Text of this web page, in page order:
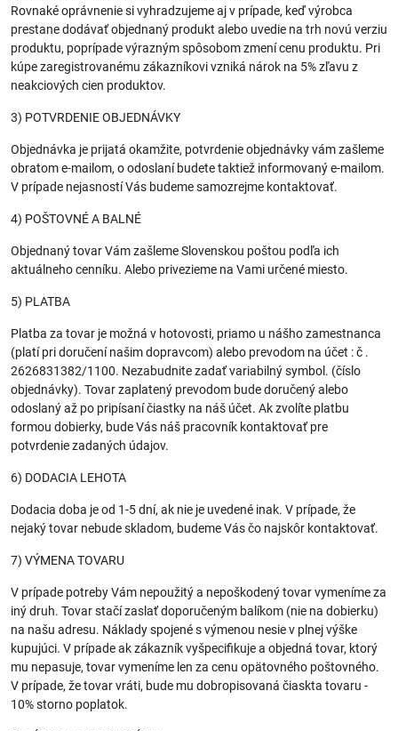
Rovnaké oprávnenie si vyhradzujeme aj v prípade, keď výrobca
prestane dodávať objednaný produkt alebo uvedie na trh novú verziu
produktu, poprípade výrazným spôsobom zmení cenu produktu. Pri
kúpe zaregistrovanému zákazníkovi vzniká nárok na 5% zľavu z
neakciových cien produktov.
3) POTVRDENIE OBJEDNÁVKY
Objednávka je prijatá okamžite, potvrdenie objednávky vám zašleme
obratom e-mailom, o odoslaní budete taktiež informovaný e-mailom.
V prípade nejasností Vás budeme samozrejme kontaktovať.
4) POŠTOVNÉ A BALNÉ
Objednaný tovar Vám zašleme Slovenskou poštou podľa ich
aktuálneho cenníku. Alebo privezieme na Vami určené miesto.
5) PLATBA
Platba za tovar je možná v hotovosti, priamo u nášho zamestnanca
(platí pri doručení našim dopravcom) alebo prevodom na účet : č .
2626831382/1100. Nezabudnite zadať variabilný symbol. (číslo
objednávky). Tovar zaplatený prevodom bude doručený alebo
odoslaný až po pripísaní čiastky na náš účet. Ak zvolíte platbu
formou dobierky, bude Vás náš pracovník kontaktovať pre
potvrdenie zadaných údajov.
6) DODACIA LEHOTA
Dodacia doba je od 1-5 dní, ak nie je uvedené inak. V prípade, že
nejaký tovar nebude skladom, budeme Vás čo najskôr kontaktovať.
7) VÝMENA TOVARU
V prípade potreby Vám nepoužitý a nepoškodený tovar vymeníme za
iný druh. Tovar stačí zaslať doporučeným balíkom (nie na dobierku)
na našu adresu. Náklady spojené s výmenou nesie v plnej výške
kupujúci. V prípade ak zákazník vyšpecifikuje a objedná tovar, ktorý
mu nepasuje, tovar vymeníme len za cenu opätovného poštovného.
V prípade, že tovar vráti, bude mu dobropisovaná čiaskta tovaru -
10% storno poplatok.